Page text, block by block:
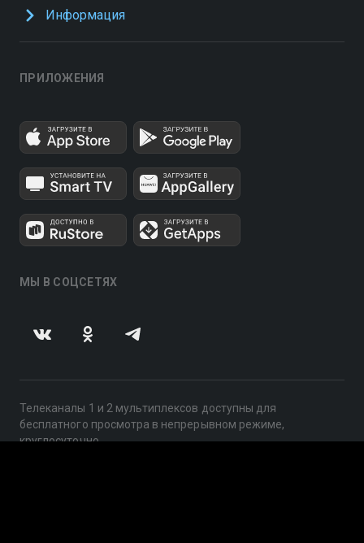
Информация
ПРИЛОЖЕНИЯ
МЫ В СОЦСЕТЯХ
Телеканалы 1 и 2 мультиплексов доступны для
бесплатного просмотра в непрерывном режиме,
круглосуточно.